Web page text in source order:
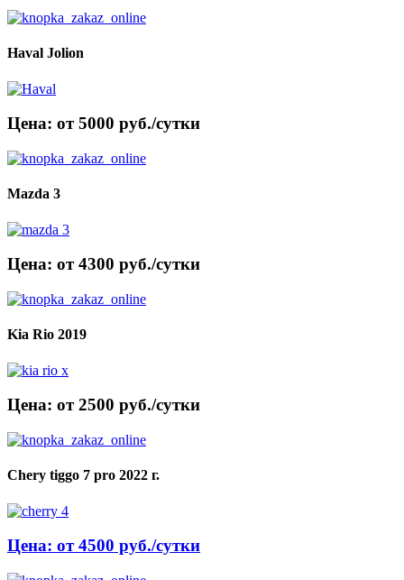
Haval Jolion
Цена: от 5000 руб./сутки
Mazda 3
Цена: от 4300 руб./сутки
Kia Rio 2019
Цена: от 2500 руб./сутки
Chery tiggo 7 pro 2022 г.
Цена: от 4500 руб./сутки